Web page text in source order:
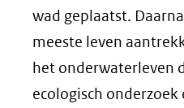
wad geplaatst.
meeste leven
het onderwaterleven
ecologisch onderzoek